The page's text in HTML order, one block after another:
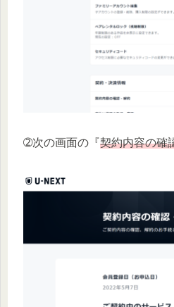
➁次の画面の『契約内容の確